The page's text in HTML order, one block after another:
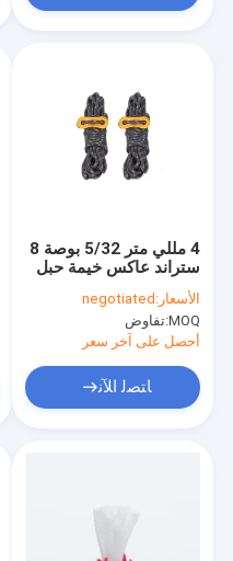
4 مللي متر 5/32 بوصة 8
ستراند عاكس خيمة حبل
حزمة
الأسعار: negotiated
MOQ: تفاوض
أحصل على آخر سعر
ﺎﺘﺼﻟ ﺍﻶﻧ